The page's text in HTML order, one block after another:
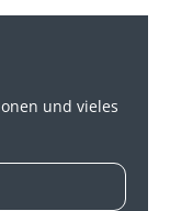
und vieles